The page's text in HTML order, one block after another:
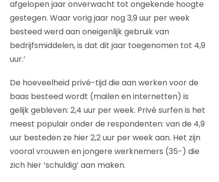
afgelopen jaar onverwacht tot ongekende hoogte
gestegen. Waar vorig jaar nog 3,9 uur per week
besteed werd aan oneigenlijk gebruik van
bedrijfsmiddelen, is dat dit jaar toegenomen tot 4,9
uur.’
De hoeveelheid privé-tijd die aan werken voor de
baas besteed wordt (mailen en internetten) is
gelijk gebleven: 2,4 uur per week. Privé surfen is het
meest populair onder de respondenten: van de 4,9
uur besteden ze hier 2,2 uur per week aan. Het zijn
vooral vrouwen en jongere werknemers (35-) die
zich hier ‘schuldig’ aan maken.